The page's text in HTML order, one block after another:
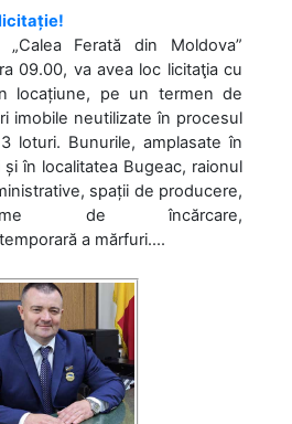
Ferată din Moldova”
09.00, va avea loc licitaţia cu
locațiune, pe un termen de
imobile neutilizate în procesul
loturi. Bunurile, amplasate în
în localitatea Bugeac, raionul
spații de producere,
de încărcare,
a mărfuri....